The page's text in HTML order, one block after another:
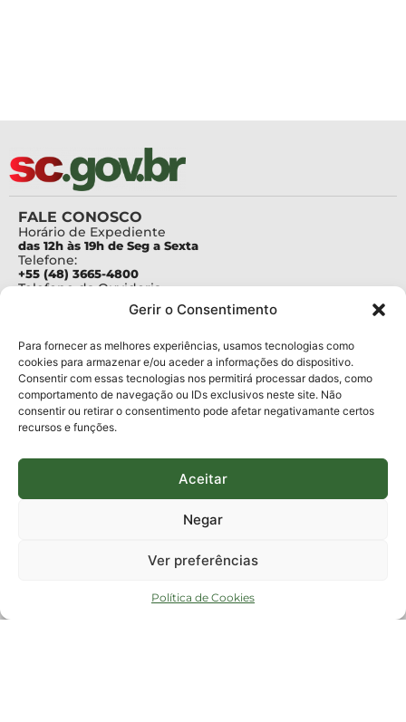
Gerir o Consentimento
Para fornecer as melhores experiências, usamos tecnologias como
cookies para armazenar e/ou aceder a informações do dispositivo.
Consentir com essas tecnologias nos permitirá processar dados, como
comportamento de navegação ou IDs exclusivos neste site. Não
consentir ou retirar o consentimento pode afetar negativamante certos
recursos e funções.
Aceitar
Negar
Ver preferências
Política de Cookies
FALE CONOSCO
Horário de Expediente
das 12h às 19h de Seg a Sexta
Telefone:
+55 (48) 3665-4800
Telefone da Ouvidoria
Para assuntos relacionados à Pesquisa
pesquisa@fapesc.sc.gov.br
Para assuntos relacionados à Inovação
inovacao@fapesc.sc.gov.br
Para assuntos relacionados à Bolsas
bolsas@fapesc.sc.gov.br
Para assuntos relacionados à Prestação de Contas
Para assuntos relacionados à Plataforma
plataforma@fapesc.sc.gov.br
Jair Artur da Silva dpo@fapesc.sc.gov.br 3665-4831
km 01, Módulo 12A, Edifício Fapesc / Celta, 5° andar